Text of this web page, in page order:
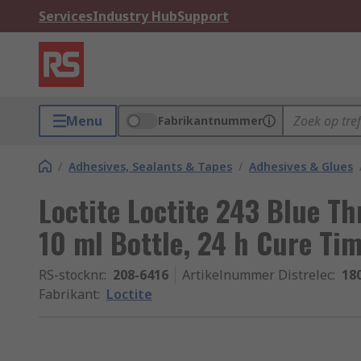
ServicesIndustry HubSupport
Menu Fabrikantnummer
/ Adhesives, Sealants & Tapes / Adhesives & Glues
Loctite Loctite 243 Blue
10 ml Bottle, 24 h Cure
RS-stocknr.: 208-6416 Artikelnummer Distrelec:
Fabrikant: Loctite